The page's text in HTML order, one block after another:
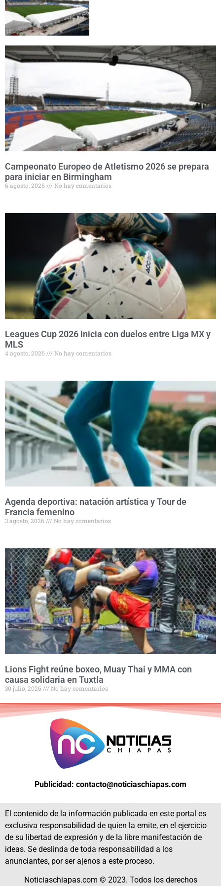
Campeonato Europeo de Atletismo 2026 se prepara
para iniciar en Birmingham
6 agosto, 2026 No hay comentarios
Leagues Cup 2026 inicia con duelos entre Liga MX y
MLS
4 agosto, 2026 No hay comentarios
Agenda deportiva: natación artística y Tour de
Francia femenino
3 agosto, 2026 No hay comentarios
Lions Fight reúne boxeo, Muay Thai y MMA con
causa solidaria en Tuxtla
30 julio, 2026 No hay comentarios
Publicidad: contacto@noticiaschiapas.com
El contenido de la información publicada en este portal es
exclusiva responsabilidad de quien la emite, en el ejercicio
de su libertad de expresión y de la libre manifestación de
ideas. Se deslinda de toda responsabilidad a los
anunciantes, por ser ajenos a este proceso.
Noticiaschiapas.com © 2023. Todos los derechos